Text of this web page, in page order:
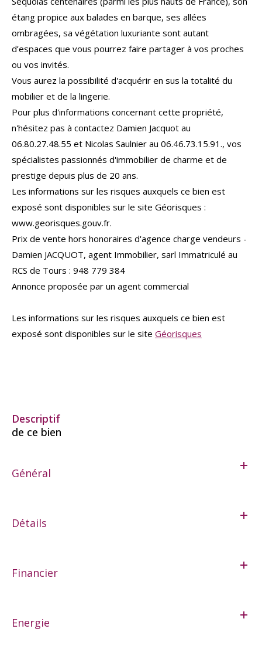
étang propice aux balades en barque, ses allées
ombragées, sa végétation luxuriante sont autant
d’espaces que vous pourrez faire partager à vos proches
ou vos invités.
Vous aurez la possibilité d'acquérir en sus la totalité du
mobilier et de la lingerie.
Pour plus d'informations concernant cette propriété,
n'hésitez pas à contactez Damien Jacquot au
06.80.27.48.55 et Nicolas Saulnier au 06.46.73.15.91., vos
spécialistes passionnés d'immobilier de charme et de
prestige depuis plus de 20 ans.
Les informations sur les risques auxquels ce bien est
exposé sont disponibles sur le site Géorisques :
www.georisques.gouv.fr.
Prix de vente hors honoraires d'agence charge vendeurs -
Damien JACQUOT, agent Immobilier, sarl Immatriculé au
RCS de Tours : 948 779 384
Annonce proposée par un agent commercial
Les informations sur les risques auxquels ce bien est
exposé sont disponibles sur le site Géorisques
descriptif
de ce bien
Général
Détails
Financier
Energie